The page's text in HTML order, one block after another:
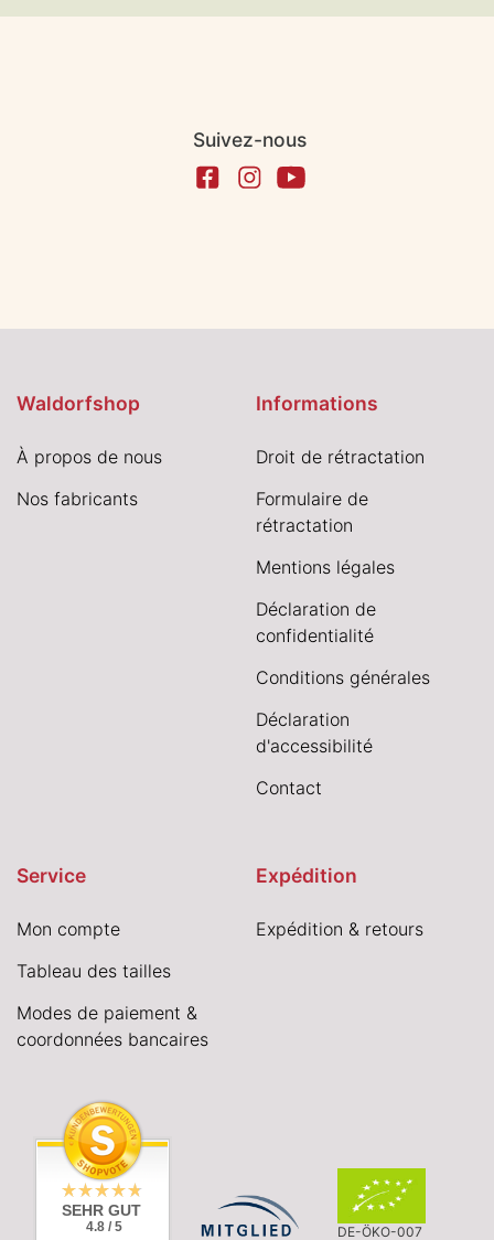
Suivez-nous
Waldorfshop
À propos de nous
Nos fabricants
Informations
Droit de rétractation
Formulaire de
rétractation
Mentions légales
Déclaration de
confidentialité
Conditions générales
Déclaration
d'accessibilité
Contact
Service
Mon compte
Tableau des tailles
Modes de paiement &
coordonnées bancaires
Expédition
Expédition & retours
SEHR GUT
4.8 / 5 DE-ÖKO-007